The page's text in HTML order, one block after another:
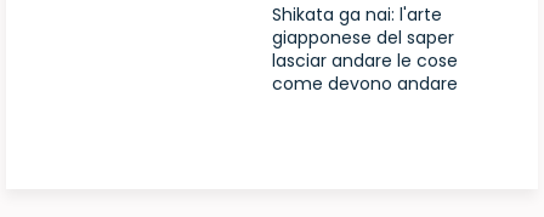
Shikata ga nai: l'arte
giapponese del saper
lasciar andare le cose
come devono andare